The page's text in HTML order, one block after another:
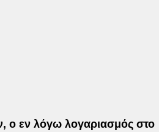
ο εν λόγω λογαριασμός στο